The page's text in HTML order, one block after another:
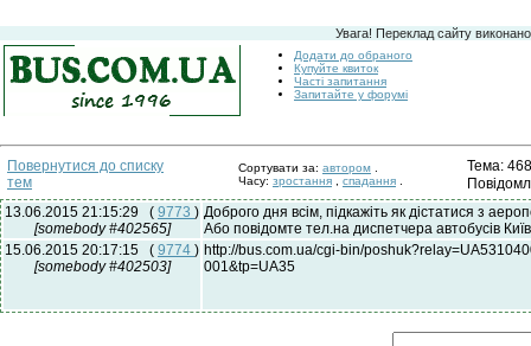
Увага! Переклад сайту
Додати до обраного
Купуйте квиток
Часті запитання
Запитайте у форумі
Повернутися до списку
тем
Сортувати за: автором
Часу: зростання спадання
Тема:
13.06.2015 21:15:29
( 9773 )
[somebody #402565]
Доброго дня всім, підкажіть як дістатися з
Або повідомте тел.на диспетчера автобусів
15.06.2015 20:17:15
( 9774 )
[somebody #402503]
http://bus.com.ua/cgi-bin/
001&tp=UA35